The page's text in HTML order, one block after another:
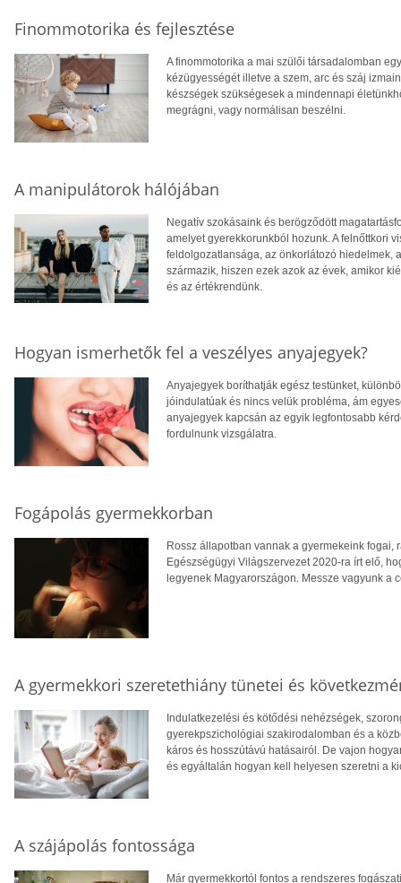
Finommotorika és fejlesztése
A finommotorika a mai szülői társadalomban
kézügyességét illetve a szem, arc és száj
készségek szükségesek a mindennapi
megrágni, vagy normálisan beszélni.
A manipulátorok hálójában
Negatív szokásaink és berögződött
amelyet gyerekkorunkból hozunk. A felnőttkori
feldolgozatlansága, az önkorlátozó hiedelmek,
származik, hiszen ezek azok az évek, amikor
és az értékrendünk.
Hogyan ismerhetők fel a veszélyes anyajegyek?
Anyajegyek boríthatják egész testünket,
jóindulatúak és nincs velük probléma, ám
anyajegyek kapcsán az egyik legfontosabb
fordulnunk vizsgálatra.
Fogápolás gyermekkorban
Rossz állapotban vannak a gyermekeink fogai,
Egészségügyi Világszervezet 2020-ra írt elő,
legyenek Magyarországon. Messze vagyunk a
A gyermekkori szeretethiány tünetei és
Indulatkezelési és kötődési nehézségek,
gyerekpszichológiai szakirodalomban és a
káros és hosszútávú hatásairól. De vajon
és egyáltalán hogyan kell helyesen szeretni a
A szájápolás fontossága
Már gyermekkortól fontos a rendszeres